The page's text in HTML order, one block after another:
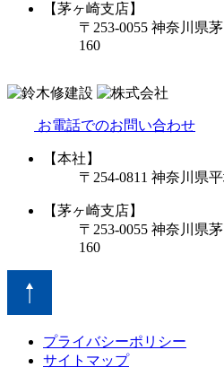
【茅ヶ崎支店】
〒253-0055 神奈川県
160
お電話でのお問い合わせ
【本社】
〒254-0811 神奈川県
【茅ヶ崎支店】
〒253-0055 神奈川県
160
プライバシーポリシー
サイトマップ